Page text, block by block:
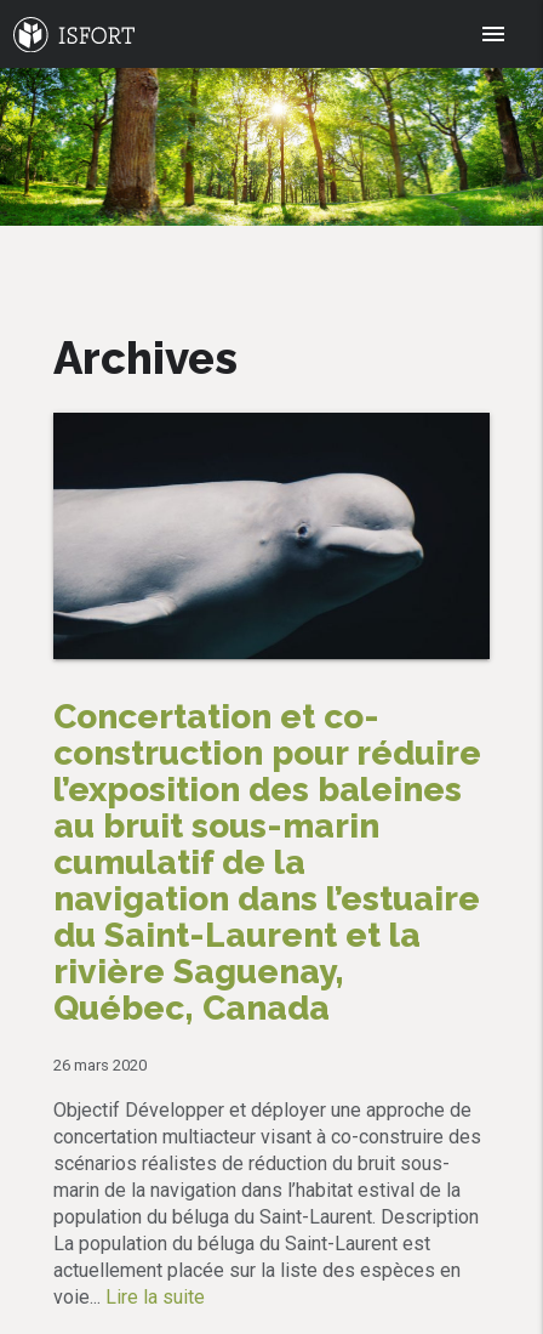
menu
Archives
Concertation et co-
construction pour réduire
l’exposition des baleines
au bruit sous-marin
cumulatif de la
navigation dans l’estuaire
du Saint-Laurent et la
rivière Saguenay,
Québec, Canada
26 mars 2020
Objectif Développer et déployer une approche de
concertation multiacteur visant à co-construire des
scénarios réalistes de réduction du bruit sous-
marin de la navigation dans l’habitat estival de la
population du béluga du Saint-Laurent. Description
La population du béluga du Saint-Laurent est
actuellement placée sur la liste des espèces en
voie... Lire la suite